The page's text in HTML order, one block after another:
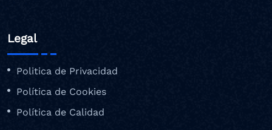
Legal
Politica de Privacidad
Política de Cookies
Política de Calidad